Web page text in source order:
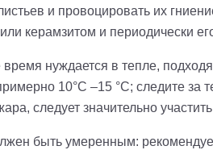
и провоцировать их
керамзитом и периодически
время нуждается в тепле,
10°C –15 °C; следите
следует значительно
быть умеренным: